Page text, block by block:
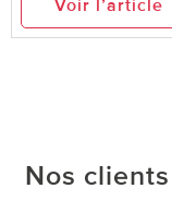
Voir l’article
Nos